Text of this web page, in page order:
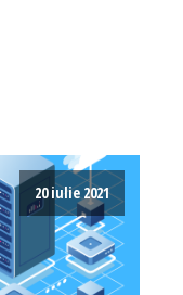
20 iulie 2021